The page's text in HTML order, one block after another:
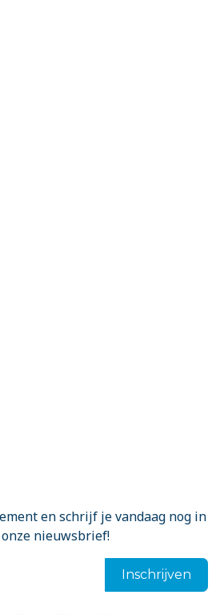
en schrijf je vandaag nog in
nieuwsbrief!
Inschrijven